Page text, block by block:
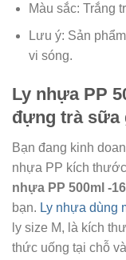
Màu sắc: Trắng
Lưu ý: Sản
vi sóng.
Ly nhựa PP
đựng trà sữa
Bạn đang kinh
nhựa PP kích
nhựa PP 500ml -
bạn. Ly nhựa dùng
ly size M, là kích
thức uống tại chỗ